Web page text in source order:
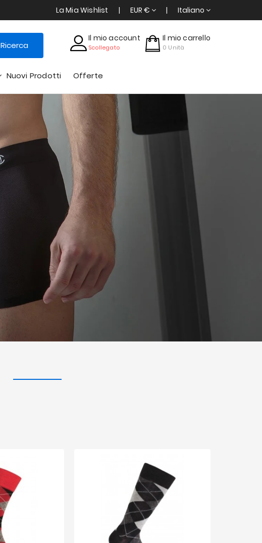
La Mia Wishlist EUR € Italiano
Ricerca
Il mio account
Scollegato
Il mio carrello
0 Unità
Nuovi Prodotti Offerte